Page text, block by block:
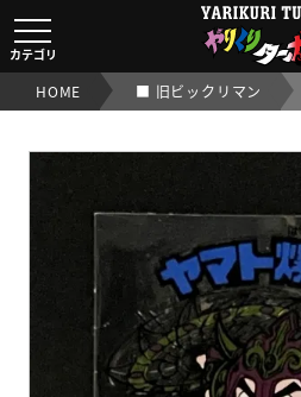
ヤマト爆神
（タイプII）
【旧/第13弾】｜【ビックリマン
カテゴリ
HOME ■ 旧ビックリマン